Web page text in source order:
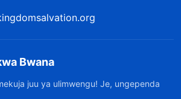
Bwana
juu ya ulimwengu! Je, ungependa